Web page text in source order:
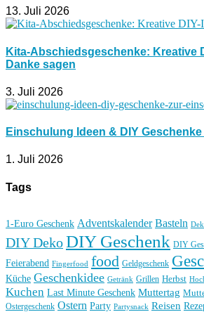
13. Juli 2026
Kita-Abschiedsgeschenke: Kreative
Danke sagen
3. Juli 2026
Einschulung Ideen & DIY
1. Juli 2026
Tags
1-Euro Geschenk Adventskalender Basteln
DIY DekoDIY Geschenk DIY
Feierabend Fingerfood food Geldgeschenk
Küche Geschenkidee Getränk Grillen Herbst
Kuchen Last Minute Geschenk Muttertag
Ostergeschenk Ostern Party Partysnack Reisen